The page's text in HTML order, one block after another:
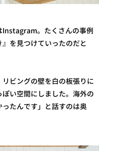
Instagram。たくさんの事例
を見つけていったのだと
リビングの壁を白の板張りに
い空間にしました。海外の
たんです」と話すのは奥